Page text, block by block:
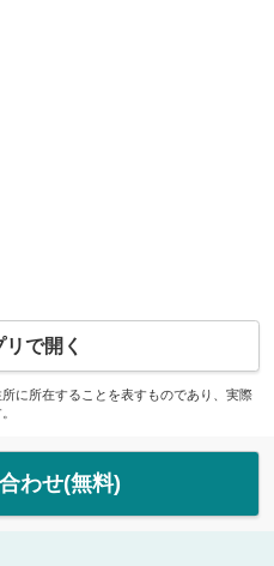
で開く
に所在することを表すものであり、実際
わせ(無料)